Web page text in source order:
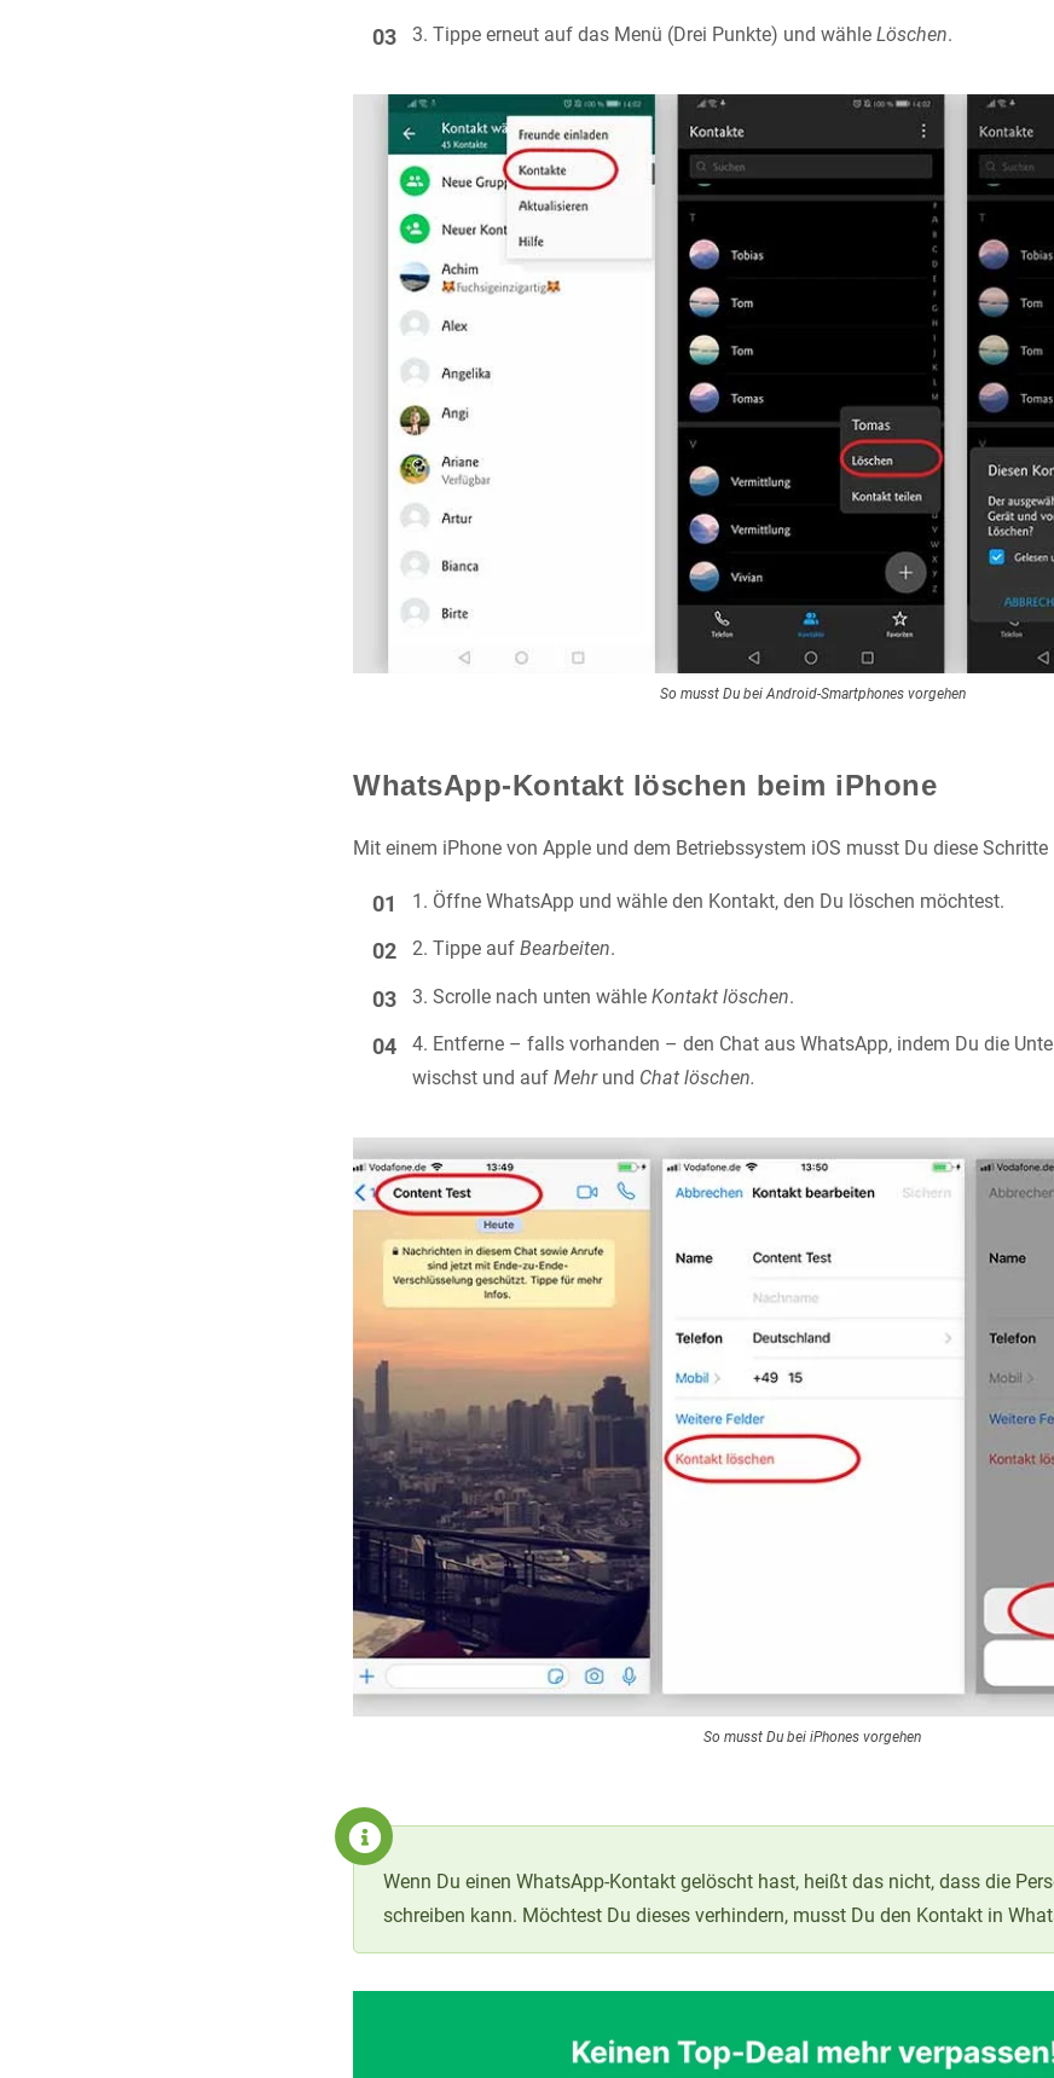
Tippe erneut auf das Menü (Drei Punkte) und wähleLöschen.
So musst Du bei Android-Smartphones vorgehen
WhatsApp-Kontakt löschen beim iPhone
Mit einem iPhone von Apple und dem Betriebssystem iOS musst Du diese Schritte
Öffne WhatsApp und wähle den Kontakt, den Du löschen möchtest.
Tippe aufBearbeiten.
Scrolle nach unten wähleKontakt löschen.
Entferne – falls vorhanden – den Chat aus WhatsApp, indem Du die
wischst und aufMehrund Chat löschen.
So musst Du bei iPhones vorgehen
Wenn Du einen WhatsApp-Kontakt gelöscht hast, heißt das nicht, dass die
schreiben kann. Möchtest Du dieses verhindern, musst Du den Kontakt in